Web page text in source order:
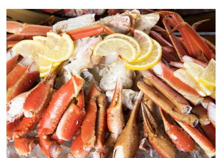
【 ご 夕 食 】
「ズワイガニ食べ放題付」庄内もっけKANIバイキング
～ 約30種類の庄内グルメ食べ放題メニュー～
・ズワイ蟹 ・海鮮しゃぶしゃぶ ・庄内三元豚のしゃぶ
しゃぶ
・海鮮炭火焼 ・揚げたて天ぷら ・特製カレー
・郷土鍋 ・庄内野菜の季節サラダ ・庄内米
・季節のスイーツやケーキ
・ファミリーに嬉しいキッズコーナー（ミニハンバーガ